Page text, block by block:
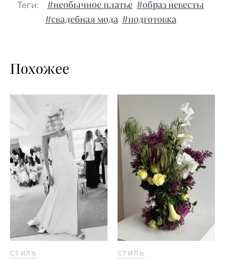
Теги: #необычное платье #образ невесты
#свадебная мода #подготовка
Похожее
СТИЛЬ СТИЛЬ